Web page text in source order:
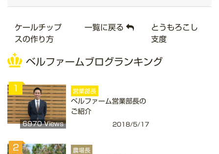
ケールチップ
スの作り方
一覧に戻る
とうもろこし
支度
ベルファームブログランキング
1 営業部長
ベルファーム営業部長の
ご紹介
6970 Views 2018/5/17
2 農場長